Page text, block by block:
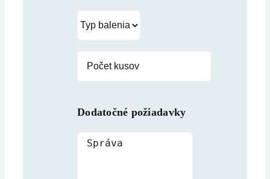
Dodatočné požiadavky